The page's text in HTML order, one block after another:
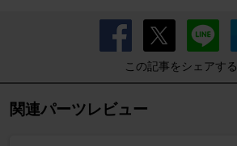
この記事をシェアする
関連パーツレビュー